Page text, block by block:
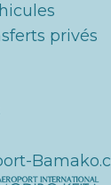
privés